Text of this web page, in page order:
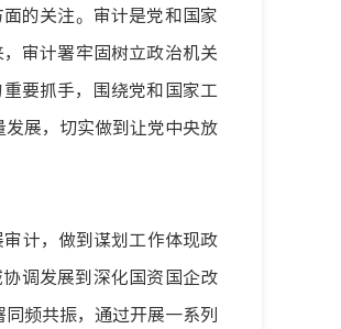
的关注。 审计是党和国家
审计署牢固树立政治机关
要抓手，围绕党和国家工
展，切实做到让党中央放
计，做到谋划工作体现政
调发展到深化国资国企改
频共振，通过开展一系列